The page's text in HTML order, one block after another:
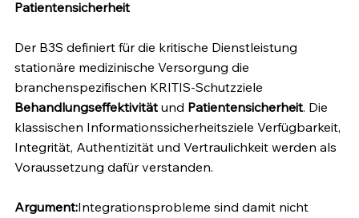
Patientensicherheit
Der B3S definiert für die kritische Dienstleistung
stationäre medizinische Versorgung die
branchenspezifischen KRITIS-Schutzziele
Behandlungseffektivität und Patientensicherheit. Die
klassischen Informationssicherheitsziele Verfügbarkeit,
Integrität, Authentizität und Vertraulichkeit werden als
Voraussetzung dafür verstanden.
Argument:Integrationsprobleme sind damit nicht